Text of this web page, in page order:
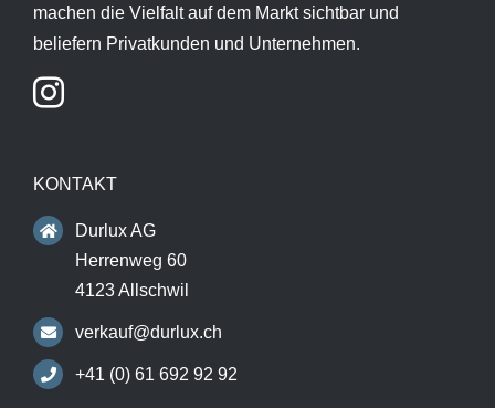
machen die Vielfalt auf dem Markt sichtbar und
beliefern Privatkunden und Unternehmen.
KONTAKT
Durlux AG
Herrenweg 60
4123 Allschwil
verkauf@durlux.ch
+41 (0) 61 692 92 92